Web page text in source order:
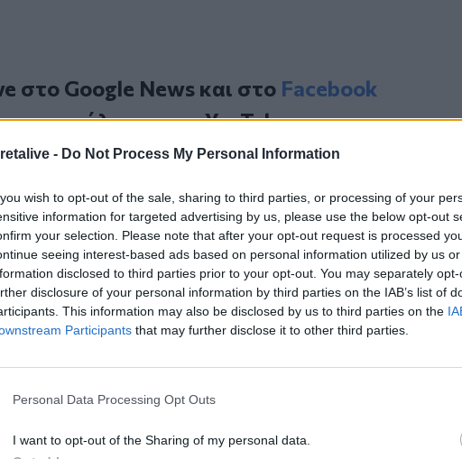
- Do Not Process My Personal Information
wish to opt-out of the sale, sharing to third parties, or processing of your
information for targeted advertising by us, please use the below opt-out
your selection. Please note that after your opt-out request is processed
seeing interest-based ads based on personal information utilized by us
disclosed to third parties prior to your opt-out. You may separately
disclosure of your personal information by third parties on the IAB’s list of
This information may also be disclosed by us to third parties on the
Participants that may further disclose it to other third parties.
Personal Data Processing Opt Outs
I want to opt-out of the Sharing of my personal data.
στο Google Newsκαι στο Facebook
κανάλι μας στοYouTube
ΣΧΕΤΙΚΆ TAGS
Δάφνη Παιδί
του CRETALIVE